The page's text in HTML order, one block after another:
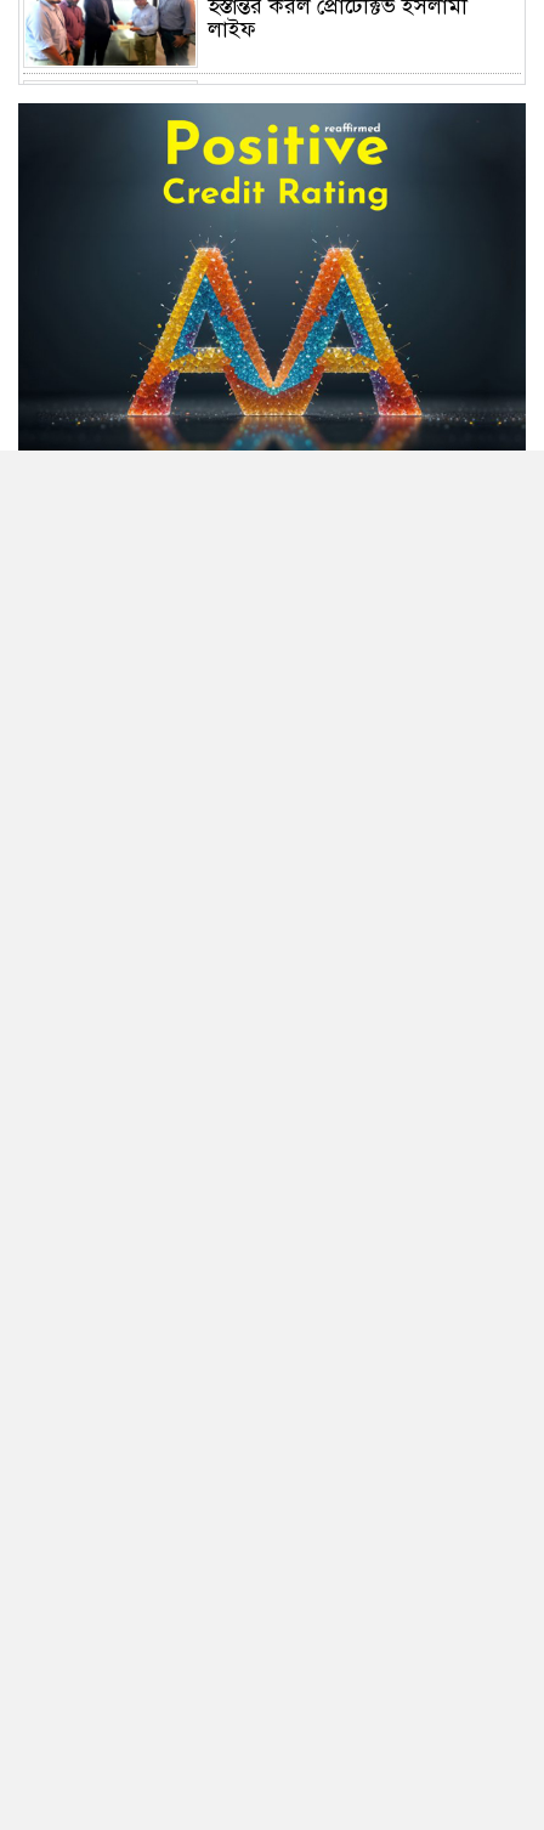
হস্তান্তর করল প্রোটেক্টিভ ইসলামী
লাইফ
শেয়ার দর, ডিএসইর সতর্কবার্তা